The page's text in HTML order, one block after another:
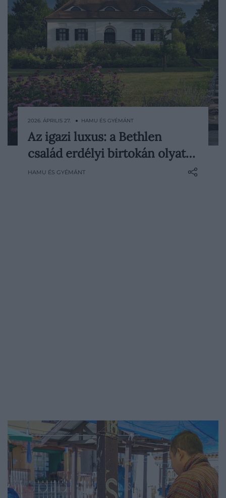
Van egy kis település Erdélyben, ahol egy
történelmi családi birtokon a romokból
exkluzív privát rezidenciákat alakítottak ki,
2026. ÁPRILIS 27. ● HAMU ÉS GYÉMÁNT
Az igazi luxus: a Bethlen
család erdélyi birtokán olyat…
HAMU ÉS GYÉMÁNT